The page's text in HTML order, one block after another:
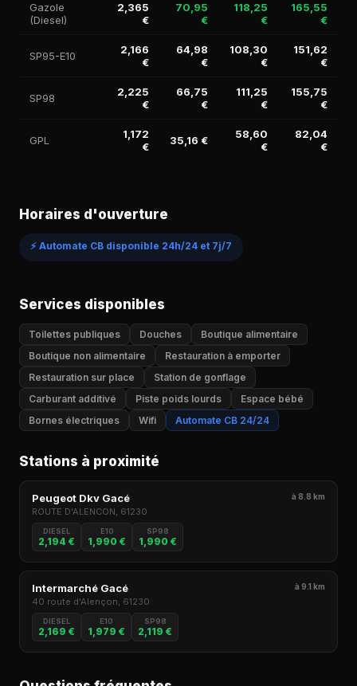
Gazole
(Diesel)
2,365
€
70,95
€
118,25
€
165,55
€
SP95-E10
2,166
€
64,98
€
108,30
€
151,62
€
SP98
2,225
€
66,75
€
111,25
€
155,75
€
GPL
1,172
€
35,16 €
58,60
€
82,04
€
Horaires d'ouverture
⚡ Automate CB disponible 24h/24 et 7j/7
Services disponibles
Toilettes publiques Douches
Boutique alimentaire
Boutique non alimentaire
Restauration à emporter
Restauration sur place
Station de gonflage
Carburant additivé
Piste poids lourds
Espace bébé
Bornes électriques
Wifi Automate CB 24/24
Stations à proximité
Peugeot Dkv Gacé à 8.8 km
ROUTE D'ALENCON, 61230
DIESEL
2,194 €
E10
1,990 €
SP98
1,990 €
Intermarché Gacé à 9.1 km
40 route d'Alençon, 61230
DIESEL
2,169 €
E10
1,979 €
SP98
2,119 €